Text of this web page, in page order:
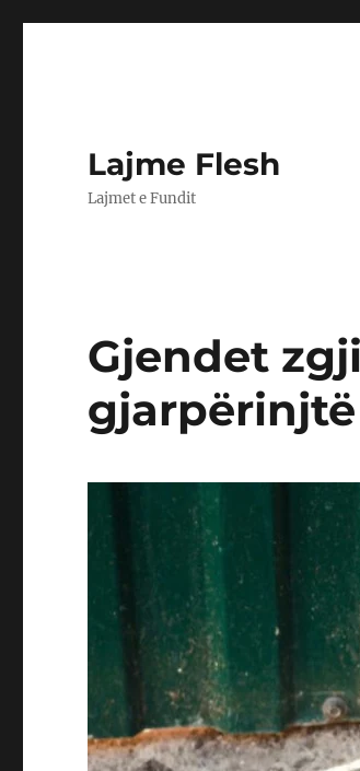
Lajme Flesh
Lajmet e Fundit
Gjendet